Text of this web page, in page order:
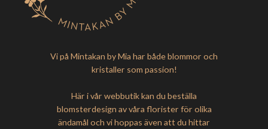
Vi på Mintakan by Mia har både blommor och
kristaller som passion!
Här i vår webbutik kan du beställa
blomsterdesign av våra florister för olika
ändamål och vi hoppas även att du hittar